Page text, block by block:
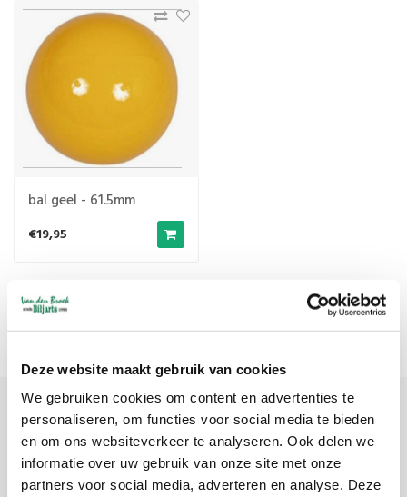
Deze website maakt gebruik van cookies
We gebruiken cookies om content en advertenties te
personaliseren, om functies voor social media te bieden
en om ons websiteverkeer te analyseren. Ook delen we
informatie over uw gebruik van onze site met onze
partners voor social media, adverteren en analyse. Deze
bal geel - 61.5mm
€19,95
1
Meld je aan voor onze nieuwsbrief
Ontvang de laatste updates, nieuws en aanbiedingen via email